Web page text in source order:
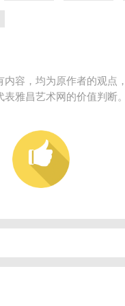
容，均为原作者的观点
雅昌艺术网的价值判断。